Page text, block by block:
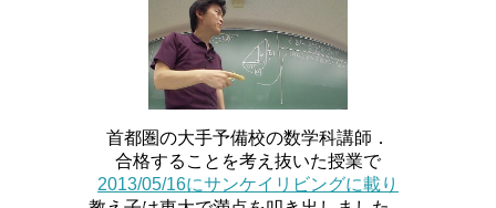
首都圏の大手予備校の数学科講師．
合格することを考え抜いた授業で
2013/05/16にサンケイリビングに載り